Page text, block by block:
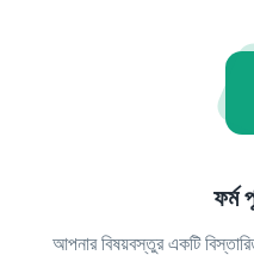
ফর্ম
আপনার বিষয়বস্তুর একটি